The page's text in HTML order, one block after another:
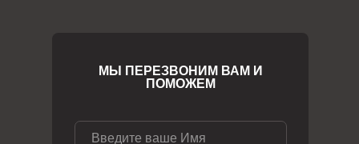
МЫ ПЕРЕЗВОНИМ ВАМ И
ПОМОЖЕМ